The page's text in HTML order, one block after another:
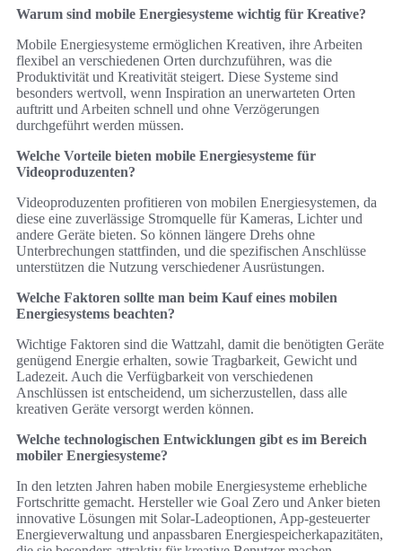
Warum sind mobile Energiesysteme wichtig für Kreative?
Mobile Energiesysteme ermöglichen Kreativen, ihre Arbeiten
flexibel an verschiedenen Orten durchzuführen, was die
Produktivität und Kreativität steigert. Diese Systeme sind
besonders wertvoll, wenn Inspiration an unerwarteten Orten
auftritt und Arbeiten schnell und ohne Verzögerungen
durchgeführt werden müssen.
Welche Vorteile bieten mobile Energiesysteme für
Videoproduzenten?
Videoproduzenten profitieren von mobilen Energiesystemen, da
diese eine zuverlässige Stromquelle für Kameras, Lichter und
andere Geräte bieten. So können längere Drehs ohne
Unterbrechungen stattfinden, und die spezifischen Anschlüsse
unterstützen die Nutzung verschiedener Ausrüstungen.
Welche Faktoren sollte man beim Kauf eines mobilen
Energiesystems beachten?
Wichtige Faktoren sind die Wattzahl, damit die benötigten Geräte
genügend Energie erhalten, sowie Tragbarkeit, Gewicht und
Ladezeit. Auch die Verfügbarkeit von verschiedenen
Anschlüssen ist entscheidend, um sicherzustellen, dass alle
kreativen Geräte versorgt werden können.
Welche technologischen Entwicklungen gibt es im Bereich
mobiler Energiesysteme?
In den letzten Jahren haben mobile Energiesysteme erhebliche
Fortschritte gemacht. Hersteller wie Goal Zero und Anker bieten
innovative Lösungen mit Solar-Ladeoptionen, App-gesteuerter
Energieverwaltung und anpassbaren Energiespeicherkapazitäten,